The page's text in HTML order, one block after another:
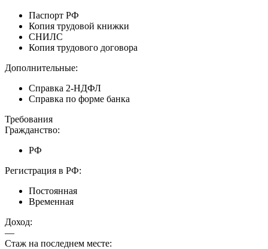
Паспорт РФ
Копия трудовой книжки
СНИЛС
Копия трудового договора
Дополнительные:
Справка 2-НДФЛ
Справка по форме банка
Требования
Гражданство:
РФ
Регистрация в РФ:
Постоянная
Временная
Доход:
—
Стаж на последнем месте: